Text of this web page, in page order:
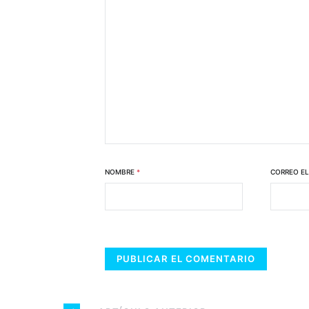
NOMBRE * CORREO